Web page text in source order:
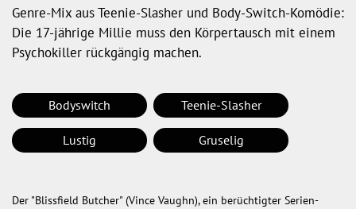
Genre-Mix aus Teenie-Slasher und Body-Switch-Komödie:
Die 17-jährige Millie muss den Körpertausch mit einem
Psychokiller rückgängig machen.
Bodyswitch Teenie-Slasher
Lustig Gruselig
Der "Blissfield Butcher" (Vince Vaughn), ein berüchtigter Serien-